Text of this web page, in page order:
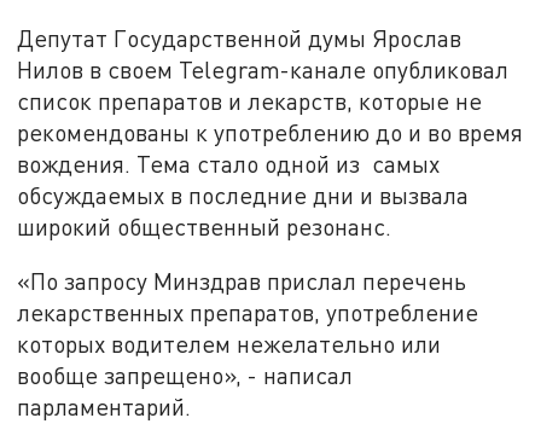
Депутат Государственной думы Ярослав
Нилов в своем Telegram-канале опубликовал
список препаратов и лекарств, которые не
рекомендованы к употреблению до и во время
вождения. Тема стало одной из самых
обсуждаемых в последние дни и вызвала
широкий общественный резонанс.
«По запросу Минздрав прислал перечень
лекарственных препаратов, употребление
которых водителем нежелательно или
вообще запрещено», - написал
парламентарий.